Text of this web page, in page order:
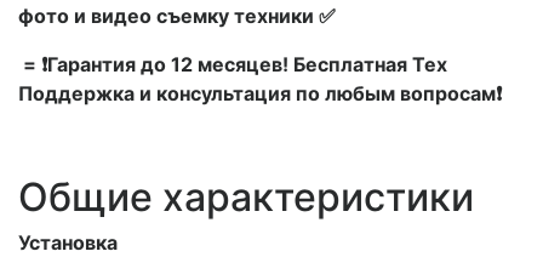
фото и видео съемку техники ✅
= ❗Гарантия до 12 месяцев! Бесплатная Тех
Поддержка и консультация по любым вопросам❗
Общие характеристики
Установка